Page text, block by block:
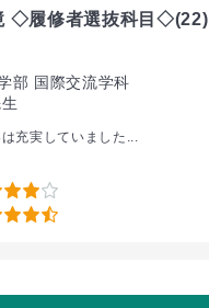
◇履修者選抜科目◇(22)
部 国際交流学科
充実していました...